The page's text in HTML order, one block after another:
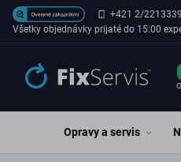
Preskočiť na hlavný obsah
+421 2/
Všetky objednávky prijaté do 15:00
Opravy a servis